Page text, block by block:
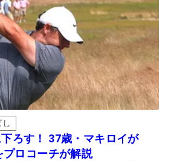
ろす！ 37歳・マキロイが
ロコーチが解説